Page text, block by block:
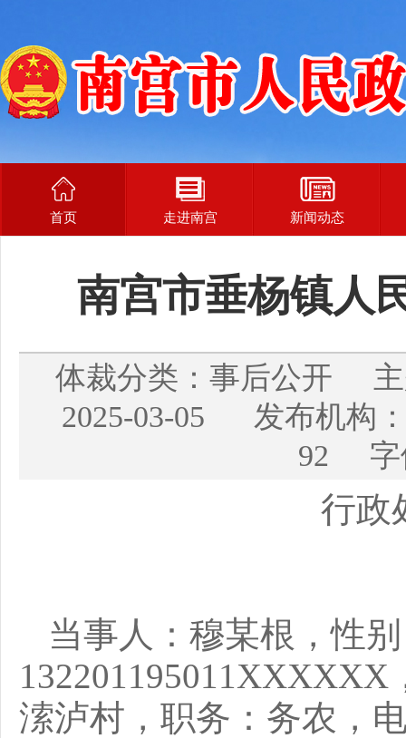
首页 走进南宫 新闻动态
南宫市垂杨镇人
体裁分类：事后公开
2025-03-05 发布机构
92 字
行政
当事人：穆某根，性
132201195011XXXXXX
溹泸村，职务：务农，